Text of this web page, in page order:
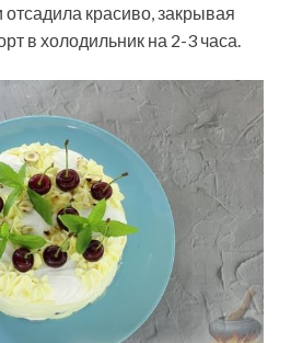
отсадила красиво, закрывая
в холодильник на 2-3 часа.